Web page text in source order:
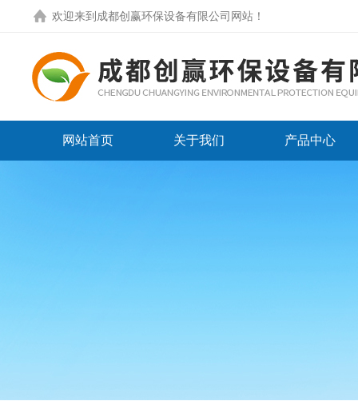
欢迎来到 成都创赢环保设备有限公司网站 ！
网站首页 关于我们 产品中心